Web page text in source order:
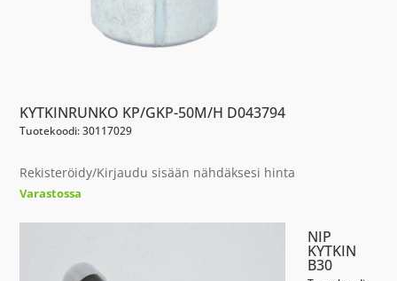
KYTKINRUNKO KP/GKP-50M/H D043794
Tuotekoodi: 30117029
Rekisteröidy/Kirjaudu sisään nähdäksesi hinta
Varastossa
NIP
KYTKIN
B30